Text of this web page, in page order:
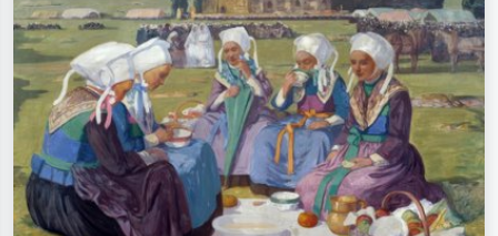
nu.
arbre.